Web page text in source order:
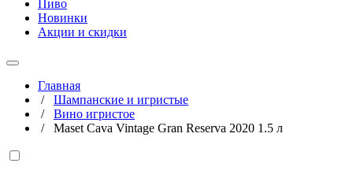
Пиво
Новинки
Акции и скидки
Главная
/ Шампанские и игристые
/ Вино игристое
/ Maset Cava Vintage Gran Reserva 2020 1.5 л